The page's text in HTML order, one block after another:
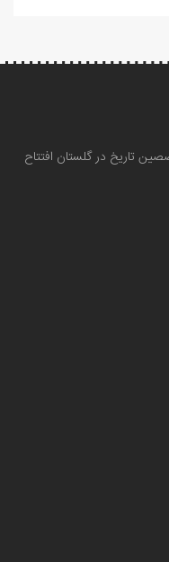
تاریخ در گلستان افتتاح